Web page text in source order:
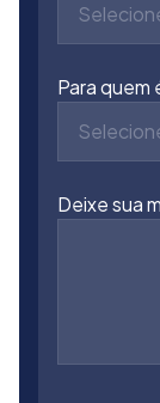
Para quem
Deixe sua